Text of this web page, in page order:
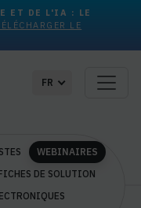
ET DE L'IA : LE
LE
FR
WEBINAIRES
DE SOLUTION